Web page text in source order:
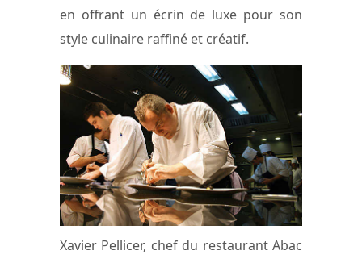
en offrant un écrin de luxe pour son
style culinaire raffiné et créatif.
Xavier Pellicer, chef du restaurant Abac